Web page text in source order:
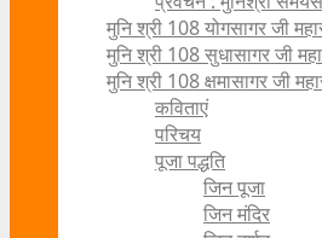
मुनि श्री 108 योगसागर जी
मुनि श्री 108 सुधासागर जी
मुनि श्री 108 क्षमासागर जी
कविताएं
परिचय
पूजा पद्धति
जिन पूजा
जिन मंदिर